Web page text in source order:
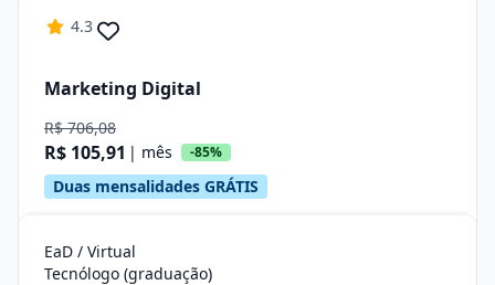
4.3
Marketing Digital
R$ 706,08
R$ 105,91 | mês -85%
Duas mensalidades GRÁTIS
EaD / Virtual
Tecnólogo (graduação)